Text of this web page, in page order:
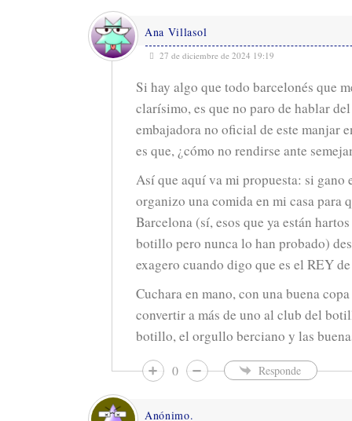
Ana Villasol
27 de diciembre de 2024 19:19
Si hay algo que todo barcelonés que
clarísimo, es que no paro de hablar
embajadora no oficial de este manjar
es que, ¿cómo no rendirse ante
Así que aquí va mi propuesta: si gano
organizo una comida en mi casa para
Barcelona (sí, esos que ya están
botillo pero nunca lo han probado)
exagero cuando digo que es el REY
Cuchara en mano, con una buena
convertir a más de uno al club del
botillo, el orgullo berciano y las
0 Responde
Anónimo.